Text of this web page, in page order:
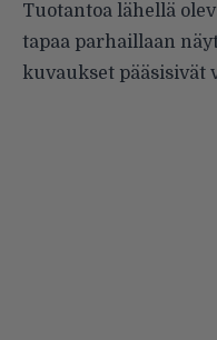
Tuotantoa lähellä
tapaa parhaillaan
kuvaukset pääsisivät